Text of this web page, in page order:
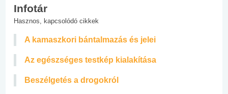
Infotár
Hasznos, kapcsolódó cikkek
A kamaszkori bántalmazás és jelei
Az egészséges testkép kialakítása
Beszélgetés a drogokról